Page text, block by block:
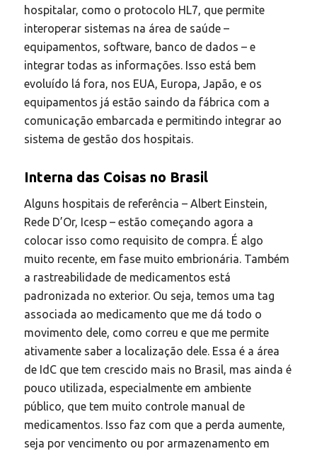
hospitalar, como o protocolo HL7, que permite
interoperar sistemas na área de saúde –
equipamentos, software, banco de dados – e
integrar todas as informações. Isso está bem
evoluído lá fora, nos EUA, Europa, Japão, e os
equipamentos já estão saindo da fábrica com a
comunicação embarcada e permitindo integrar ao
sistema de gestão dos hospitais.
Interna das Coisas no Brasil
Alguns hospitais de referência – Albert Einstein,
Rede D’Or, Icesp – estão começando agora a
colocar isso como requisito de compra. É algo
muito recente, em fase muito embrionária. Também
a rastreabilidade de medicamentos está
padronizada no exterior. Ou seja, temos uma tag
associada ao medicamento que me dá todo o
movimento dele, como correu e que me permite
ativamente saber a localização dele. Essa é a área
de IdC que tem crescido mais no Brasil, mas ainda é
pouco utilizada, especialmente em ambiente
público, que tem muito controle manual de
medicamentos. Isso faz com que a perda aumente,
seja por vencimento ou por armazenamento em